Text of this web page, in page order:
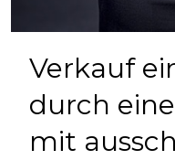
Verkauf
durch
mit